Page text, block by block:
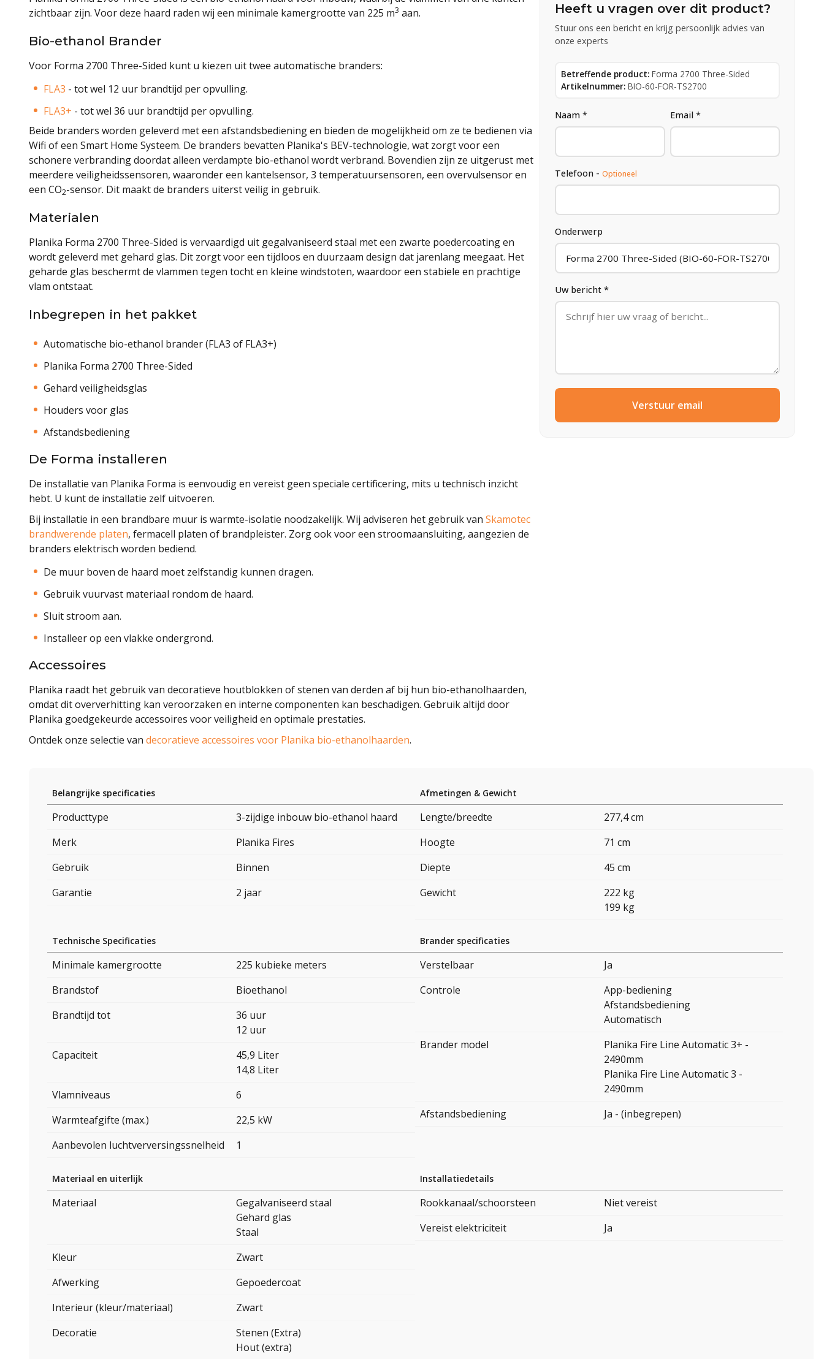
zichtbaar zijn. Voor deze haard raden wij een minimale kamergrootte van 225 m3 aan.
Bio-ethanol Brander
Voor Forma 2700 Three-Sided kunt u kiezen uit twee automatische branders:
FLA3 - tot wel 12 uur brandtijd per opvulling.
FLA3+ - tot wel 36 uur brandtijd per opvulling.
Beide branders worden geleverd met een afstandsbediening en bieden de mogelijkheid om ze te bedienen via
Wifi of een Smart Home Systeem. De branders bevatten Planika's BEV-technologie, wat zorgt voor een
schonere verbranding doordat alleen verdampte bio-ethanol wordt verbrand. Bovendien zijn ze uitgerust met
meerdere veiligheidssensoren, waaronder een kantelsensor, 3 temperatuursensoren, een overvulsensor en
een CO2-sensor. Dit maakt de branders uiterst veilig in gebruik.
Materialen
Planika Forma 2700 Three-Sided is vervaardigd uit gegalvaniseerd staal met een zwarte poedercoating en
wordt geleverd met gehard glas. Dit zorgt voor een tijdloos en duurzaam design dat jarenlang meegaat. Het
geharde glas beschermt de vlammen tegen tocht en kleine windstoten, waardoor een stabiele en prachtige
vlam ontstaat.
Inbegrepen in het pakket
Automatische bio-ethanol brander (FLA3 of FLA3+)
Planika Forma 2700 Three-Sided
Gehard veiligheidsglas
Houders voor glas
Afstandsbediening
De Forma installeren
De installatie van Planika Forma is eenvoudig en vereist geen speciale certificering, mits u technisch inzicht
hebt. U kunt de installatie zelf uitvoeren.
Bij installatie in een brandbare muur is warmte-isolatie noodzakelijk. Wij adviseren het gebruik van Skamotec
brandwerende platen, fermacell platen of brandpleister. Zorg ook voor een stroomaansluiting, aangezien de
branders elektrisch worden bediend.
De muur boven de haard moet zelfstandig kunnen dragen.
Gebruik vuurvast materiaal rondom de haard.
Sluit stroom aan.
Installeer op een vlakke ondergrond.
Accessoires
Planika raadt het gebruik van decoratieve houtblokken of stenen van derden af bij hun bio-ethanolhaarden,
omdat dit oververhitting kan veroorzaken en interne componenten kan beschadigen. Gebruik altijd door
Planika goedgekeurde accessoires voor veiligheid en optimale prestaties.
Ontdek onze selectie van decoratieve accessoires voor Planika bio-ethanolhaarden.
Heeft u vragen over dit product?
Stuur ons een bericht en krijg persoonlijk advies van
onze experts
Betreffende product: Forma 2700 Three-Sided
Artikelnummer: BIO-60-FOR-TS2700
Naam * Email *
Telefoon -Optioneel
Onderwerp
Uw bericht *
Verstuur email
Belangrijke specificaties
Producttype
3-zijdige inbouw bio-ethanol haard
Merk
Planika Fires
Gebruik
Binnen
Garantie
2 jaar
Afmetingen & Gewicht
Lengte/breedte
277,4 cm
Hoogte
71 cm
Diepte
45 cm
Gewicht
222 kg
199 kg
Technische Specificaties
Minimale kamergrootte
225 kubieke meters
Brandstof
Bioethanol
Brandtijd tot
36 uur
12 uur
Capaciteit
45,9 Liter
14,8 Liter
Vlamniveaus
6
Warmteafgifte (max.)
22,5 kW
Aanbevolen luchtverversingssnelheid
1
Brander specificaties
Verstelbaar
Ja
Controle
App-bediening
Afstandsbediening
Automatisch
Brander model
Planika Fire Line Automatic 3+ -
2490mm
Planika Fire Line Automatic 3 -
2490mm
Afstandsbediening
Ja - (inbegrepen)
Materiaal en uiterlijk
Materiaal
Gegalvaniseerd staal
Gehard glas
Staal
Kleur
Zwart
Afwerking
Gepoedercoat
Interieur (kleur/materiaal)
Zwart
Decoratie
Stenen (Extra)
Hout (extra)
Installatiedetails
Rookkanaal/schoorsteen
Niet vereist
Vereist elektriciteit
Ja